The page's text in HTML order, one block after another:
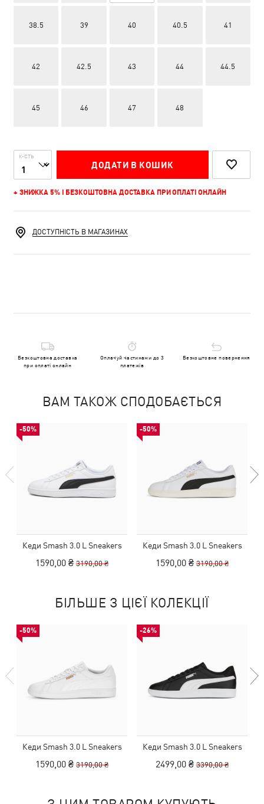
38.5 39 40 40.5 41
42 42.5 43 44 44.5
45 46 47 48
К-СТЬ
ДОДАТИ В КОШИК
+ ЗНИЖКА 5% І БЕЗКОШТОВНА ДОСТАВКА ПРИ ОПЛАТІ ОНЛАЙН
ДОСТУПНІСТЬ В МАГАЗИНАХ
Безкоштовна доставка
при оплаті онлайн
Оплачуй частинами до 3
платежів
Безкоштовне повернення
ВАМ ТАКОЖ СПОДОБАЄТЬСЯ
-50%
Кеди Smash 3.0 L Sneakers
1590,00 ₴ 3190,00 ₴
-50%
Кеди Smash 3.0 L Sneakers
1590,00 ₴ 3190,00 ₴
БІЛЬШЕ З ЦІЄЇ КОЛЕКЦІЇ
-50%
Кеди Smash 3.0 L Sneakers
1590,00 ₴ 3190,00 ₴
-26%
Кеди Smash 3.0 L Sneakers
2499,00 ₴ 3390,00 ₴